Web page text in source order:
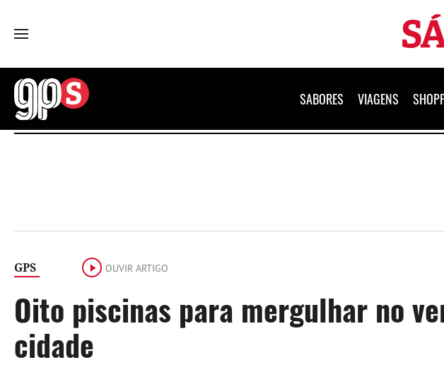
Sábado
GPS
SABORES VIAGENS
GPS OUVIR ARTIGO
Oito piscinas para mergulhar no
cidade